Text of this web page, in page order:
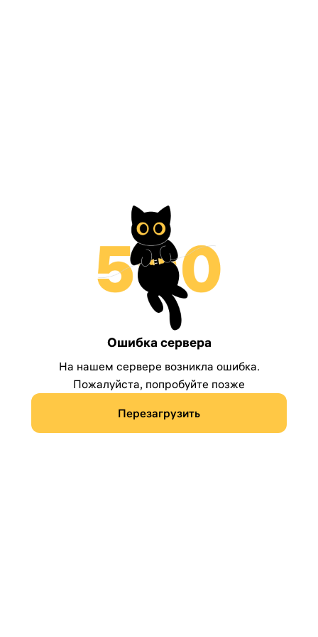
Ошибка сервера
На нашем сервере возникла ошибка.
Пожалуйста, попробуйте позже
Перезагрузить